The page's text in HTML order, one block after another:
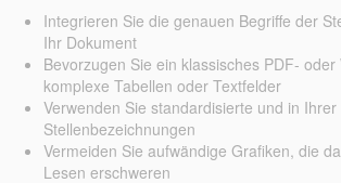
Integrieren Sie die genauen Begriffe der
Ihr Dokument
Bevorzugen Sie ein klassisches PDF-
komplexe Tabellen oder Textfelder
Verwenden Sie standardisierte und in
Stellenbezeichnungen
Vermeiden Sie aufwändige Grafiken, die
Lesen erschweren